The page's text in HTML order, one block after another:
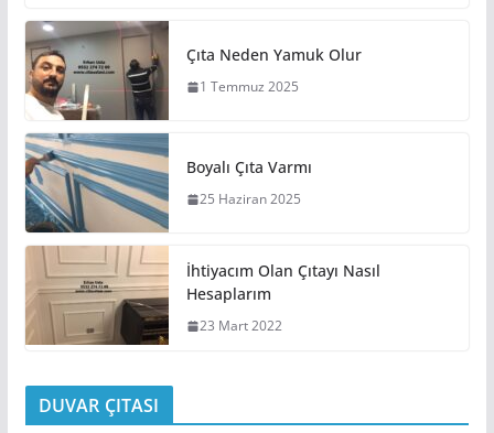
Çıta Neden Yamuk Olur
1 Temmuz 2025
Boyalı Çıta Varmı
25 Haziran 2025
İhtiyacım Olan Çıtayı Nasıl
Hesaplarım
23 Mart 2022
DUVAR ÇITASI